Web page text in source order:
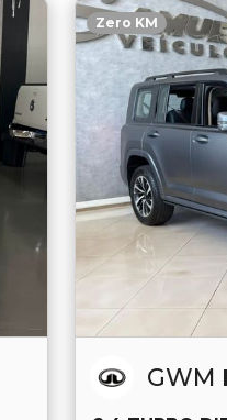
Zero KM
GWM